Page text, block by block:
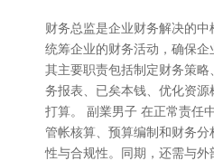
财务总监是企业财务解决的
统筹企业的财务活动，确保企
其主要职责包括制定财务策
务报表、已矣本钱、优化资
打算。 副業男子 在正常责任
管帐核算、预算编制和财务
性与合规性。同期，还需与